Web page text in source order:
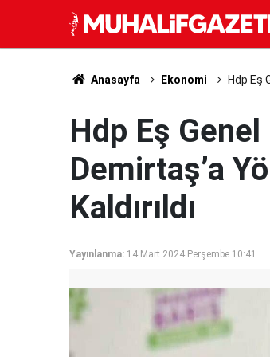
Anasayfa Ekonomi Hdp Eş
Hdp Eş
Demirtaş’a
Kaldırıldı
Yayınlanma: 14 Mart 2024 Perşembe 10:41